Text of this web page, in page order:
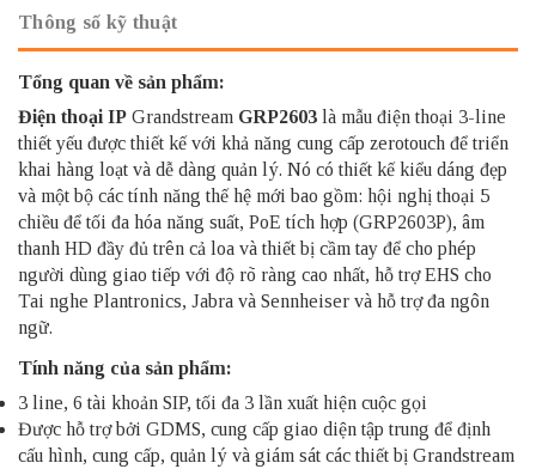
Thông số kỹ thuật
Tổng quan về sản phẩm:
Điện thoại IP Grandstream GRP2603 là mẫu điện thoại 3-line
thiết yếu được thiết kế với khả năng cung cấp zerotouch để triển
khai hàng loạt và dễ dàng quản lý. Nó có thiết kế kiểu dáng đẹp
và một bộ các tính năng thế hệ mới bao gồm: hội nghị thoại 5
chiều để tối đa hóa năng suất, PoE tích hợp (GRP2603P), âm
thanh HD đầy đủ trên cả loa và thiết bị cầm tay để cho phép
người dùng giao tiếp với độ rõ ràng cao nhất, hỗ trợ EHS cho
Tai nghe Plantronics, Jabra và Sennheiser và hỗ trợ đa ngôn
ngữ.
Tính năng của sản phẩm:
3 line, 6 tài khoản SIP, tối đa 3 lần xuất hiện cuộc gọi
Được hỗ trợ bởi GDMS, cung cấp giao diện tập trung để định
cấu hình, cung cấp, quản lý và giám sát các thiết bị Grandstream